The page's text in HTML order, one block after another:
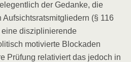
der Gedanke, die
(§ 116
eine disziplinierende
motivierte Blockaden
Prüfung relativiert das jedoch in